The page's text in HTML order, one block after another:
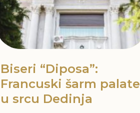
Biseri “Diposa”:
Francuski šarm palate
u srcu Dedinja